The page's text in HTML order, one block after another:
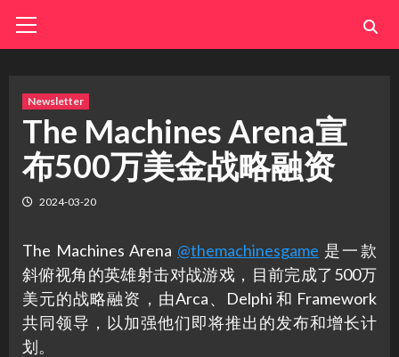
Menu
Newsletter
The Machines Arena宣
布500万美金战略融资
2024-03-20
The Machines Arena @themachinesgame 是一款
斜俯视角的英雄射击对战游戏，目前完成了500万
美元的战略融资，由Arca、Delphi 和 Framework
共同领导，以加强他们即将推出的发布和增长计
划。